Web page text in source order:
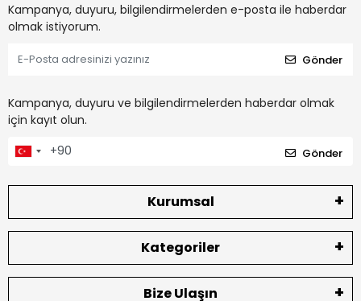
Kampanya, duyuru, bilgilendirmelerden e-posta ile haberdar
olmak istiyorum.
Gönder
Kampanya, duyuru ve bilgilendirmelerden haberdar olmak
için kayıt olun.
Gönder
Kurumsal
Kategoriler
Bize Ulaşın